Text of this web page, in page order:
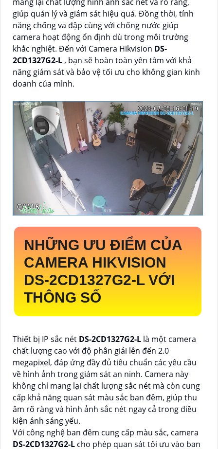
giúp quản lý và giám sát hiệu quả. Đồng thời, tính
năng chống va đập cùng với chống nước giúp
camera hoạt động ổn định dù trong môi trường
khắc nghiệt. Đến với Camera Hikvision DS-
2CD1327G2-L , bạn sẽ hoàn toàn yên tâm với khả
năng giám sát và bảo vệ tối ưu cho không gian kinh
doanh của mình.
NHỮNG ƯU ĐIỂM CỦA
CAMERA HIKVISION
DS-2CD1327G2-L VỚI
THÔNG SỐ
Thiết bị IP sắc nét DS-2CD1327G2-L là một camera
chất lượng cao với độ phân giải lên đến 2.0
megapixel, đáp ứng đầy đủ tiêu chuẩn các yêu cầu
về hình ảnh trong giám sát an ninh. Camera này
không chỉ mang lại chất lượng sắc nét mà còn cung
cấp khả năng quan sát màu sắc ban đêm, giúp thu
âm rõ ràng và hình ảnh sắc nét ngay cả trong điều
kiện ánh sáng yếu.
Với công nghệ ban đêm cung cấp màu sắc, camera
DS-2CD1327G2-L cho phép quan sát tối ưu vào ban